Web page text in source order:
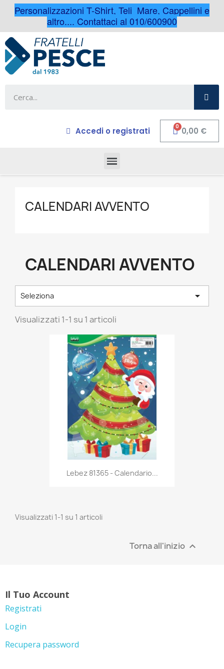
Personalizzazioni T-Shirt, Teli Mare, Cappellini e
altro.... Contattaci al 010/600900
Accedi o registrati 0,00 €
CALENDARI AVVENTO
CALENDARI AVVENTO
Seleziona 
Visualizzati 1-1 su 1 articoli
Anteprima
Lebez 81365 - Calendario...
Visualizzati 1-1 su 1 articoli
Torna all'inizio 
Il Tuo Account
Registrati
Login
Recupera password